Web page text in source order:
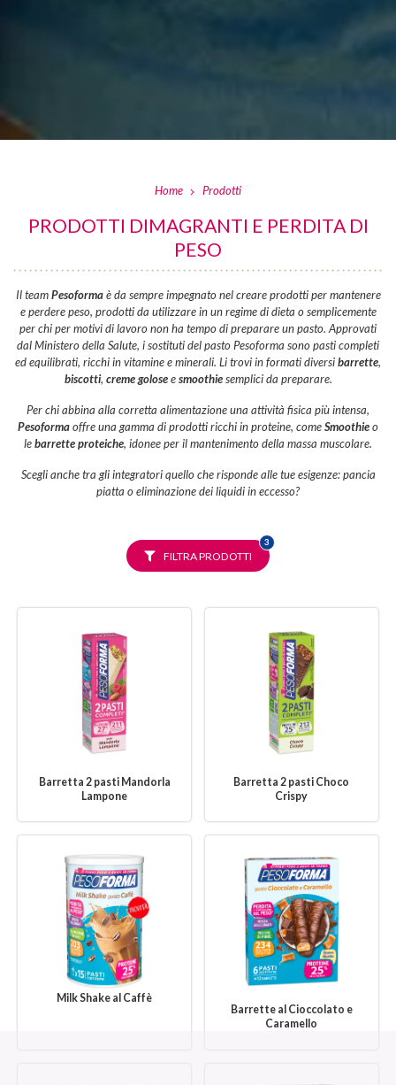
Home Prodotti
PRODOTTI DIMAGRANTI E PERDITA DI
PESO
Il teamPesoformaè da sempre impegnato nel creare prodotti per mantenere
e perdere peso, prodotti da utilizzare in un regime di dieta o semplicemente
per chi per motivi di lavoro non ha tempo di preparare un pasto. Approvati
dal Ministero della Salute, i sostituti del pasto Pesoforma sono pasti completi
ed equilibrati, ricchi in vitamine e minerali. Li trovi in formati diversibarrette,
biscotti, creme goloseesmoothiesemplici da preparare.
Per chi abbina alla corretta alimentazione una attività fisica più intensa,
Pesoformaoffre una gamma di prodotti ricchi in proteine, comeSmoothieo
lebarrette proteiche, idonee per il mantenimento della massa muscolare.
Scegli anche tra gli integratori quello che risponde alle tue esigenze: pancia
piatta o eliminazione dei liquidi in eccesso?
FILTRA PRODOTTI
3FILTRI
SELEZIONATI
Barretta 2 pasti Mandorla
Lampone
Barretta 2 pasti Choco
Crispy
Milk Shake al Caffè
Barrette al Cioccolato e
Caramello